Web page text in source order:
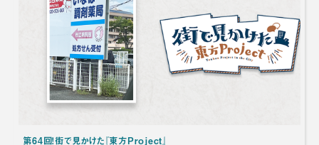
第64回！街で見かけた『東方Project』